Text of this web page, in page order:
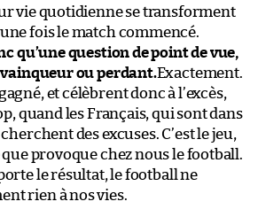
vie quotidienne se transforment
fois le match commencé.
qu’une question de point de vue,
vainqueur ou perdant.Exactement.
et célèbrent donc à l’excès,
quand les Français, qui sont dans
des excuses. C’est le jeu,
que provoque chez nous le football.
le résultat, le football ne
rien à nos vies.